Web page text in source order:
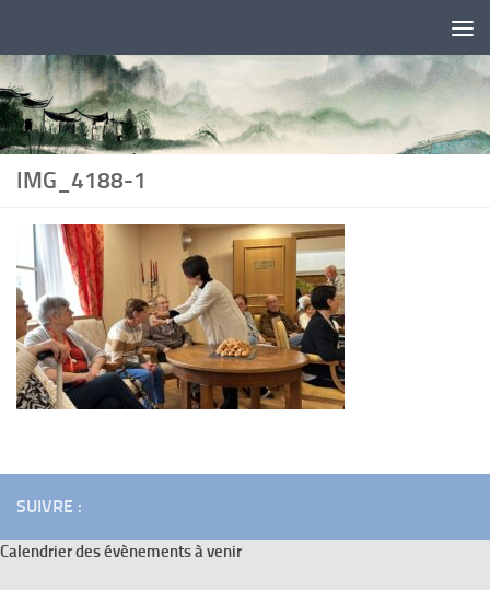
IMG_4188-1
SUIVRE :
Calendrier des évènements à venir